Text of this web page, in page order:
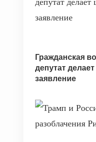
Гражданская
депутат
заявление